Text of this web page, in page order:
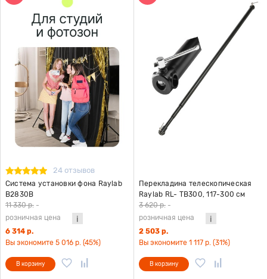
24 отзывов
Система установки фона Raylab
B2830B
11 330 р. -
розничная цена
6 314 р.
Вы экономите 5 016 р. (45%)
В корзину
Перекладина телескопическая
Raylab RL- TB300, 117-300 см
3 620 р. -
розничная цена
2 503 р.
Вы экономите 1 117 р. (31%)
В корзину